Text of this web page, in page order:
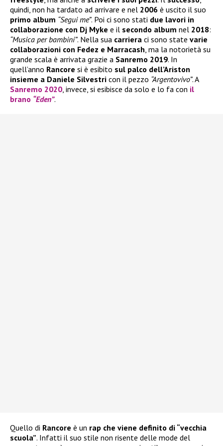
quindi, non ha tardato ad arrivare e nel 2006 è uscito il suo
primo album “Segui me”. Poi ci sono stati due lavori in
collaborazione con Dj Myke e il secondo album nel 2018:
“Musica per bambini”. Nella sua carriera ci sono state varie
collaborazioni con Fedez e Marracash, ma la notorietà su
grande scala è arrivata grazie a Sanremo 2019. In
quell’anno Rancore si è esibito sul palco dell’Ariston
insieme a Daniele Silvestri con il pezzo “Argentovivo”. A
Sanremo 2020, invece, si esibisce da solo e lo fa con il
brano “Eden”.
Quello di Rancore è un rap che viene definito di “vecchia
scuola”. Infatti il suo stile non risente delle mode del